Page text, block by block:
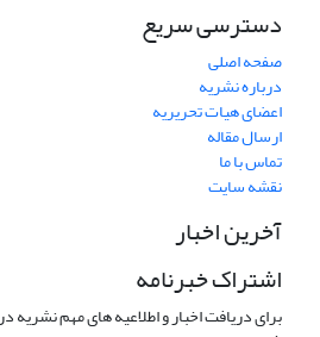
دسترسی سریع
صفحه اصلی
درباره نشریه
اعضای هیات تحریریه
ارسال مقاله
تماس با ما
نقشه سایت
آخرین اخبار
اشتراک خبرنامه
برای دریافت اخبار و اطلاعیه های مهم